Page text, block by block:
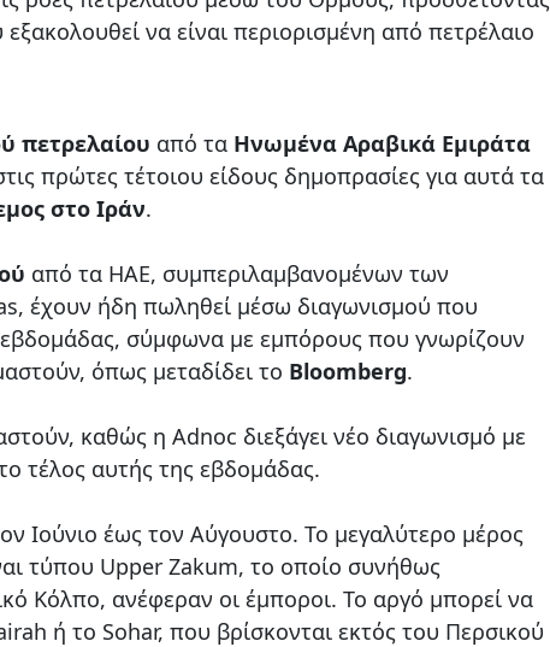
να είναι περιορισμένη από πετρέλαιο
πετρελαίου από τα Ηνωμένα Αραβικά Εμιράτα
πρώτες τέτοιου είδους δημοπρασίες για αυτά τα
στο Ιράν.
από τα ΗΑΕ, συμπεριλαμβανομένων των
έχουν ήδη πωληθεί μέσω διαγωνισμού που
σύμφωνα με εμπόρους που γνωρίζουν
όπως μεταδίδει το Bloomberg.
καθώς η Adnoc διεξάγει νέο διαγωνισμό με
τέλος αυτής της εβδομάδας.
Ιούνιο έως τον Αύγουστο. Το μεγαλύτερο μέρος
τύπου Upper Zakum, το οποίο συνήθως
Κόλπο, ανέφεραν οι έμποροι. Το αργό μπορεί να
ή το Sohar, που βρίσκονται εκτός του Περσικού